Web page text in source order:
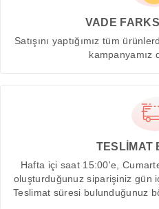
VADE
Satışını yaptığımız tüm
kampanyamız
TESLİMAT
Hafta içi saat 15:00'e,
oluşturduğunuz siparişiniz gün
Teslimat süresi bulunduğunuz